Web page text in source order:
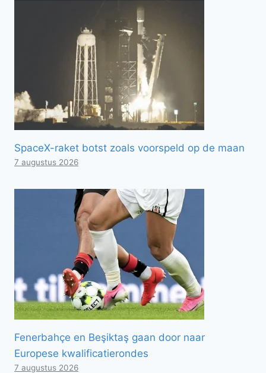
SpaceX-raket botst zoals voorspeld op de maan
7 augustus 2026
Fenerbahçe en Beşiktaş gaan door naar
Europese kwalificatierondes
7 augustus 2026